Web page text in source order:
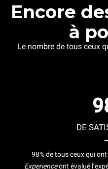
Encore
à
Le nombre de tous ceux
DE
98% de tous ceux qui ont
Experienceont évalué